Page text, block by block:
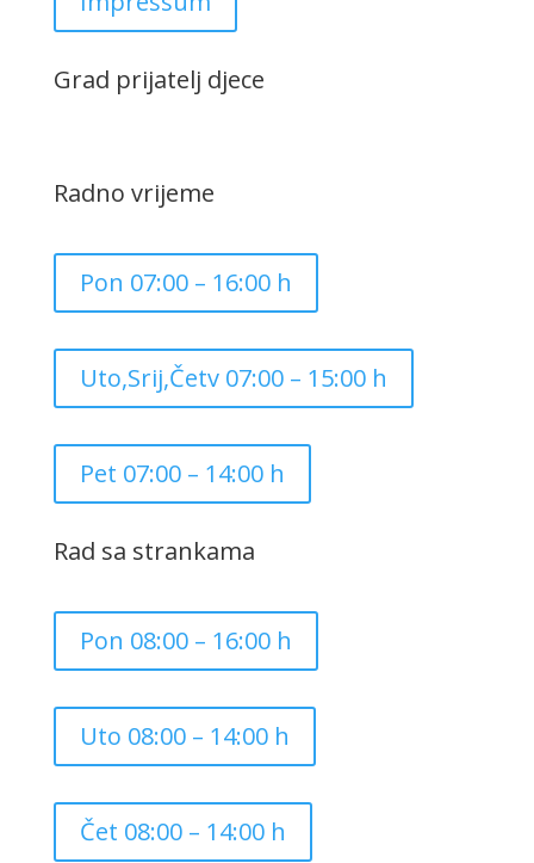
Grad prijatelj djece
Radno vrijeme
Pon 07:00 – 16:00 h
Uto,Srij,Četv 07:00 – 15:00 h
Pet 07:00 – 14:00 h
Rad sa strankama
Pon 08:00 – 16:00 h
Uto 08:00 – 14:00 h
Čet 08:00 – 14:00 h